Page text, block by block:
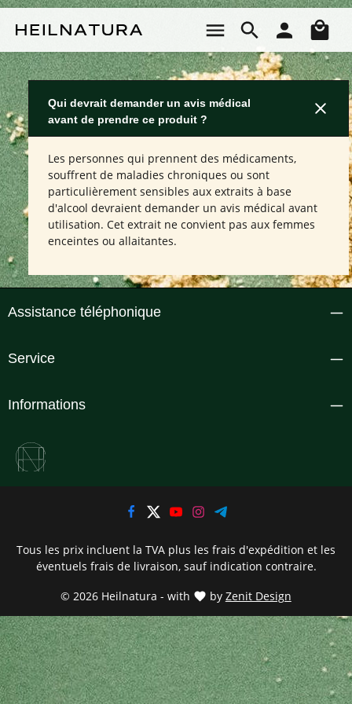
Qui devrait demander un avis médical
avant de prendre ce produit ?
Les personnes qui prennent des médicaments,
souffrent de maladies chroniques ou sont
particulièrement sensibles aux extraits à base
d'alcool devraient demander un avis médical avant
utilisation. Cet extrait ne convient pas aux femmes
enceintes ou allaitantes.
Assistance téléphonique
Service
Informations
© 2026 Heilnatura - with by Zenit Design
Tous les prix incluent la TVA plus les frais d'expédition et les
éventuels frais de livraison, sauf indication contraire.